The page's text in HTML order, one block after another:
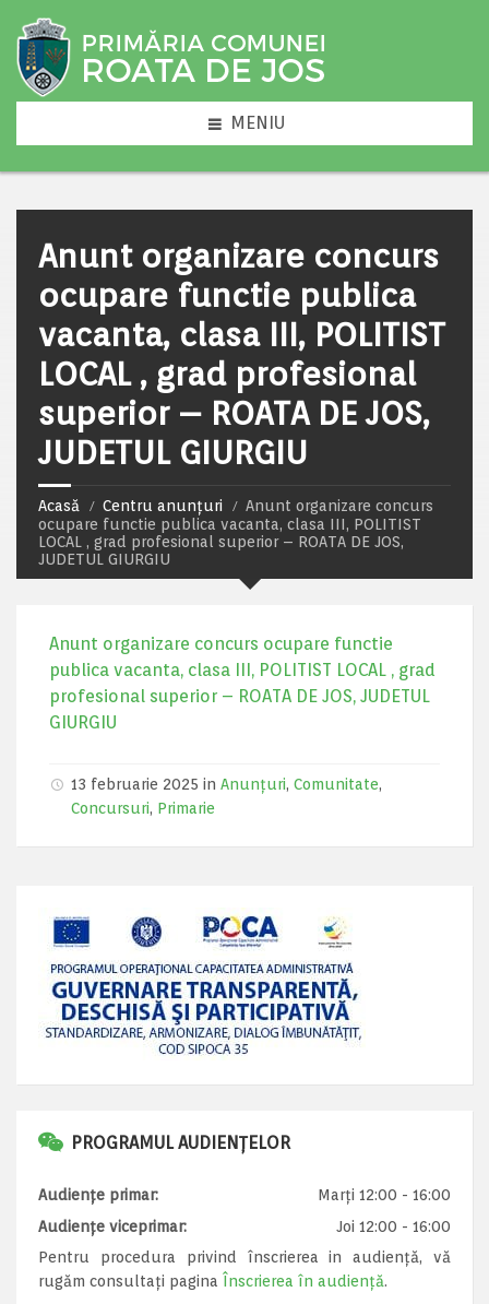
MENIU
Anunt organizare concurs
ocupare functie publica
vacanta, clasa III, POLITIST
LOCAL , grad profesional
superior – ROATA DE JOS,
JUDETUL GIURGIU
Acasă Centru anunțuri
Anunt organizare concurs
ocupare functie publica vacanta, clasa III, POLITIST
LOCAL , grad profesional superior – ROATA DE JOS,
JUDETUL GIURGIU
Anunt organizare concurs ocupare functie
publica vacanta, clasa III, POLITIST LOCAL , grad
profesional superior – ROATA DE JOS, JUDETUL
GIURGIU
13 februarie 2025 in Anunțuri, Comunitate,
Concursuri, Primarie
PROGRAMUL AUDIENȚELOR
Audiențe primar:
Marți 12:00 - 16:00
Audiențe viceprimar:
Joi 12:00 - 16:00
Pentru procedura privind înscrierea in audiență, vă
rugăm consultați pagina Înscrierea în audiență.